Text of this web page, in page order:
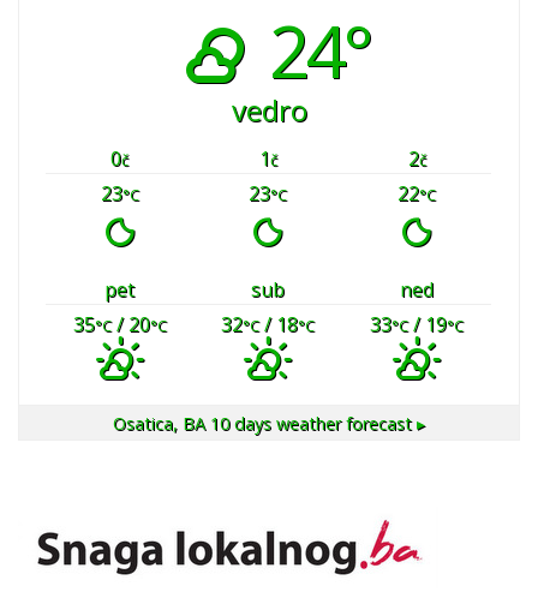
24°
vedro
0č 1č 2č
23°C 23°C 22°C
pet sub
ned
35°C/ 20°C 32°C/ 18°C 33°C/ 19°C
Osatica, BA10 days weather forecast ▸